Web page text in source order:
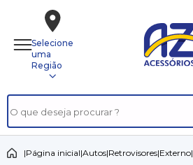
Selecione
uma
Região
|Página inicial|Autos|Retrovisores|Externo|